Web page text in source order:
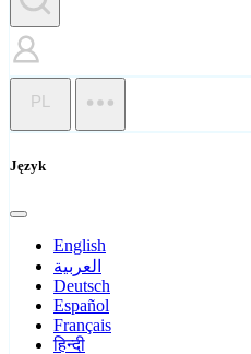
PL
Język
English
العربية
Deutsch
Español
Français
हिन्दी